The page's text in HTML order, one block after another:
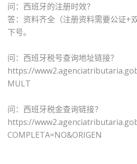
问：西班牙的注册时效？
答：资料齐全（注册资料需要公证+
下号。
问：西班牙税号查询地址链接？
https://
MULT
问：西班牙税金查询链接？
https://
COMPLETA=NO&ORIGEN